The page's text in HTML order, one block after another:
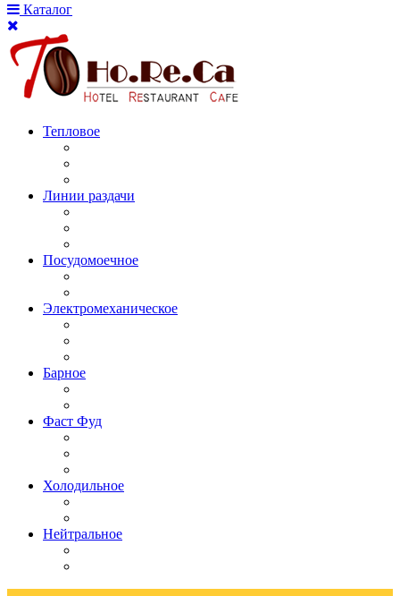
Каталог
Тепловое
Линии раздачи
Посудомоечное
Электромеханическое
Барное
Фаст Фуд
Холодильное
Нейтральное